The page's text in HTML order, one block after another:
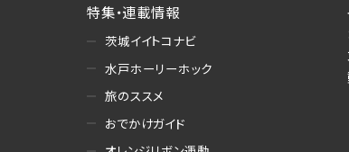
・提供の手段又は方法
書面もしくは電磁的な方法（
(2)お客様がネット予約フォー
お客様が予約申し込みを行っ
への連絡・情報提供
・提供する個人情報の項目
特集・連載情報
茨城イイトコナビ
水戸ホーリーホック
旅のススメ
おでかけガイド